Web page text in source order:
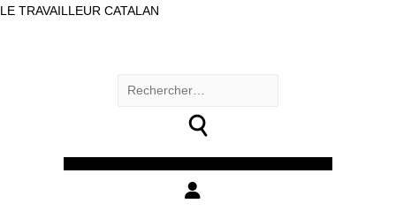
LE TRAVAILLEUR CATALAN
Rechercher :